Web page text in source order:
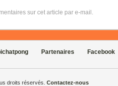
sur cet article par e-mail.
Partenaires Facebook
droits réservés. Contactez-nous